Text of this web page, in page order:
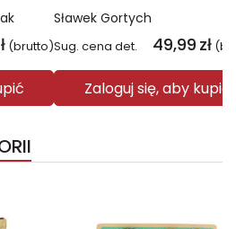
(brutto)
Sławek Gortych
Sug. cena det. 49,99 zł
Zaloguj się, aby kupić